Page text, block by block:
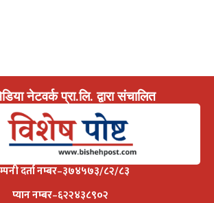
नेटवर्क प्रा.लि. द्वारा संचालित
दर्ता नम्बर–३७४५७३/८२/८३
प्यान नम्बर–६२२४३८९०२